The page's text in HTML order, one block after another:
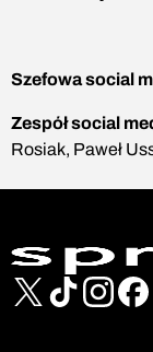
Szefowa social
Zespół social
Rosiak, Paweł